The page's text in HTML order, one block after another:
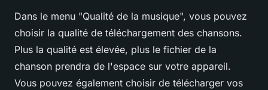
Dans le menu "Qualité de la musique", vous pouvez
choisir la qualité de téléchargement des chansons.
Plus la qualité est élevée, plus le fichier de la
chanson prendra de l'espace sur votre appareil.
Vous pouvez également choisir de télécharger vos